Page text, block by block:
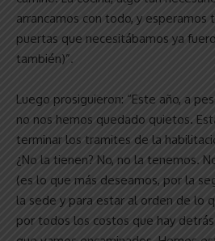
arrancamos con todo, y esperamos
puertas que necesitábamos ya
también)”.
Luego prosiguieron: “Este año, a
no nos hemos quedado quietos.
terminar los tramites de la
¿No la tienen? No, no la tenemos.
(es lo que más deseamos, por la
la sede y para estar al orden de lo
por todos los costos que hay